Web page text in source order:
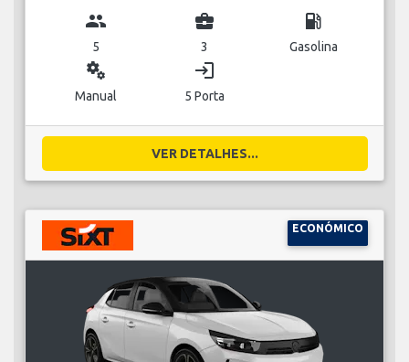
group
5
business_center
3
local_gas_station
Gasolina
miscellaneous_services
Manual
login
5 Porta
VER DETALHES...
ECONÓMICO